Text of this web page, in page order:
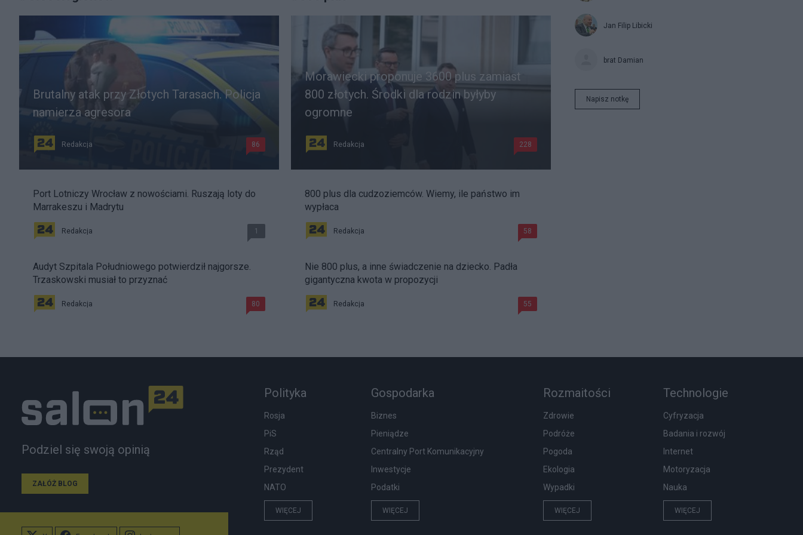
Brutalny atak przy Złotych Tarasach. Policja
namierza agresora
Redakcja 86
Port Lotniczy Wrocław z nowościami. Ruszają loty do
Marrakeszu i Madrytu
Redakcja 1
Audyt Szpitala Południowego potwierdził najgorsze.
Trzaskowski musiał to przyznać
Redakcja 80
Morawiecki proponuje 3600 plus zamiast
800 złotych. Środki dla rodzin byłyby
ogromne
Redakcja 228
800 plus dla cudzoziemców. Wiemy, ile państwo im
wypłaca
Redakcja 58
Nie 800 plus, a inne świadczenie na dziecko. Padła
gigantyczna kwota w propozycji
Redakcja 55
Jan Filip Libicki
brat Damian
Napisz notkę
Podziel się swoją opinią
ZAŁÓŻ BLOG
Polityka
Rosja
PiS
Rząd
Prezydent
NATO
WIĘCEJ
Gospodarka
Biznes
Pieniądze
Centralny Port Komunikacyjny
Inwestycje
Podatki
WIĘCEJ
Rozmaitości
Zdrowie
Podróże
Pogoda
Ekologia
Wypadki
WIĘCEJ
Technologie
Cyfryzacja
Badania i rozwój
Internet
Motoryzacja
Nauka
WIĘCEJ